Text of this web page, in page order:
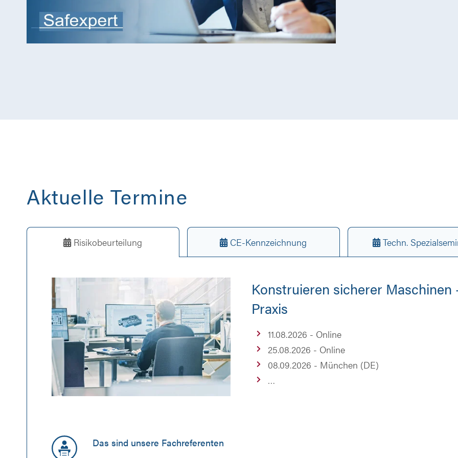
Aktuelle Termine
Risikobeurteilung CE-Kennzeichnung Techn.
Konstruieren sicherer
Praxis
11.08.2026 - Online
25.08.2026 - Online
08.09.2026 - München (DE)
…
Das sind unsere Fachreferenten